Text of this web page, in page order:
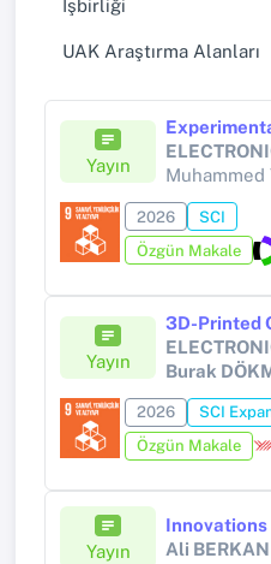
İşbirliği
UAK Araştırma Alanları
Yayın
Muhammed
2026
SCI
Özgün Makale
Yayın
Burak
2026
SCI
Özgün Makale
Yayın
Ali